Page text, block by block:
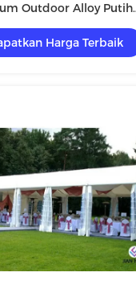
Outdoor Alloy Putih
Atau Acara Lainnya
Harga Terbaik